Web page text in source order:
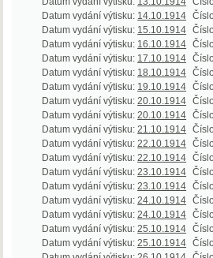
Datum vydání výtisku:18.10.1914 Číslo
Datum vydání výtisku:19.10.1914 Číslo
Datum vydání výtisku:20.10.1914 Číslo
Datum vydání výtisku:20.10.1914 Číslo
Datum vydání výtisku:21.10.1914 Číslo
Datum vydání výtisku:22.10.1914 Číslo
Datum vydání výtisku:22.10.1914 Číslo
Datum vydání výtisku:23.10.1914 Číslo
Datum vydání výtisku:23.10.1914 Číslo
Datum vydání výtisku: 24.10.1914 Číslo
Datum vydání výtisku: 24.10.1914 Číslo
Datum vydání výtisku:25.10.1914 Číslo
Datum vydání výtisku:25.10.1914 Číslo
Datum vydání výtisku:26.10.1914 Číslo
Datum vydání výtisku:26.10.1914 Číslo
Datum vydání výtisku:27.10.1914 Číslo
Datum vydání výtisku:27.10.1914 Číslo
Datum vydání výtisku:28.10.1914 Číslo
Datum vydání výtisku:28.10.1914 Číslo
Datum vydání výtisku:29.10.1914 Číslo